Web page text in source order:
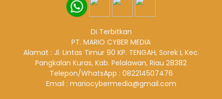
Di Terbitkan
PT. MARIO CYBER MEDIA
Alamat : Jl. Lintas Timur 90 KP. TENGAH, Sorek I, Kec.
Pangkalan Kuras, Kab. Pelalawan, Riau 28382
Telepon/WhatsApp : 082214507476
Email : mariocybermedia@gmail.com